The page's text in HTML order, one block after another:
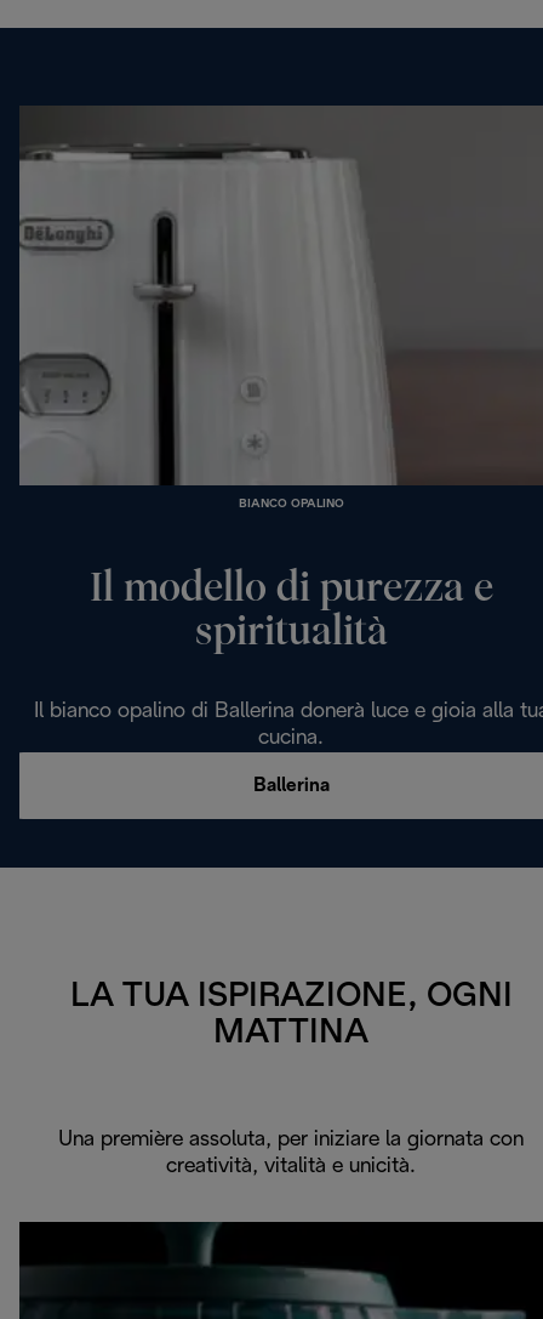
BIANCO OPALINO
Il modello di purezza e
spiritualità
Il bianco opalino di Ballerina donerà luce e gioia alla
cucina.
Ballerina
LA TUA ISPIRAZIONE, OGNI
MATTINA
Una première assoluta, per iniziare la giornata con
creatività, vitalità e unicità.